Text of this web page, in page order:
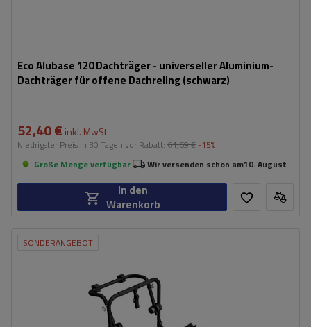
Eco Alubase 120 Dachträger - universeller Aluminium-
Dachträger für offene Dachreling (schwarz)
52,40 € inkl. MwSt
Niedrigster Preis in 30 Tagen vor Rabatt: 61,69 € -15%
Große Menge verfügbar
Wir versenden schon am10. August
In den
Warenkorb
SONDERANGEBOT
universelles Montagesystem
kompatibel mit allen Karosseriearten